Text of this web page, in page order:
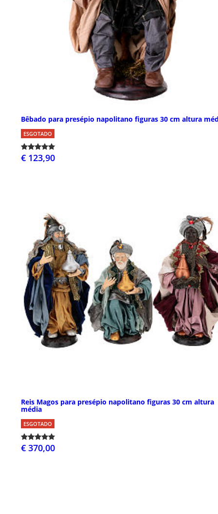
Bêbado para presépio napolitano figuras 30 cm altura
ESGOTADO
€ 123,90
Reis Magos para presépio napolitano figuras 30 cm altura
média
ESGOTADO
€ 370,00